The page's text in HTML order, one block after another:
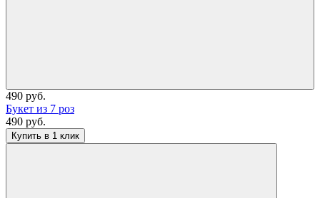
490 руб.
Букет из 7 роз
490 руб.
Купить в 1 клик